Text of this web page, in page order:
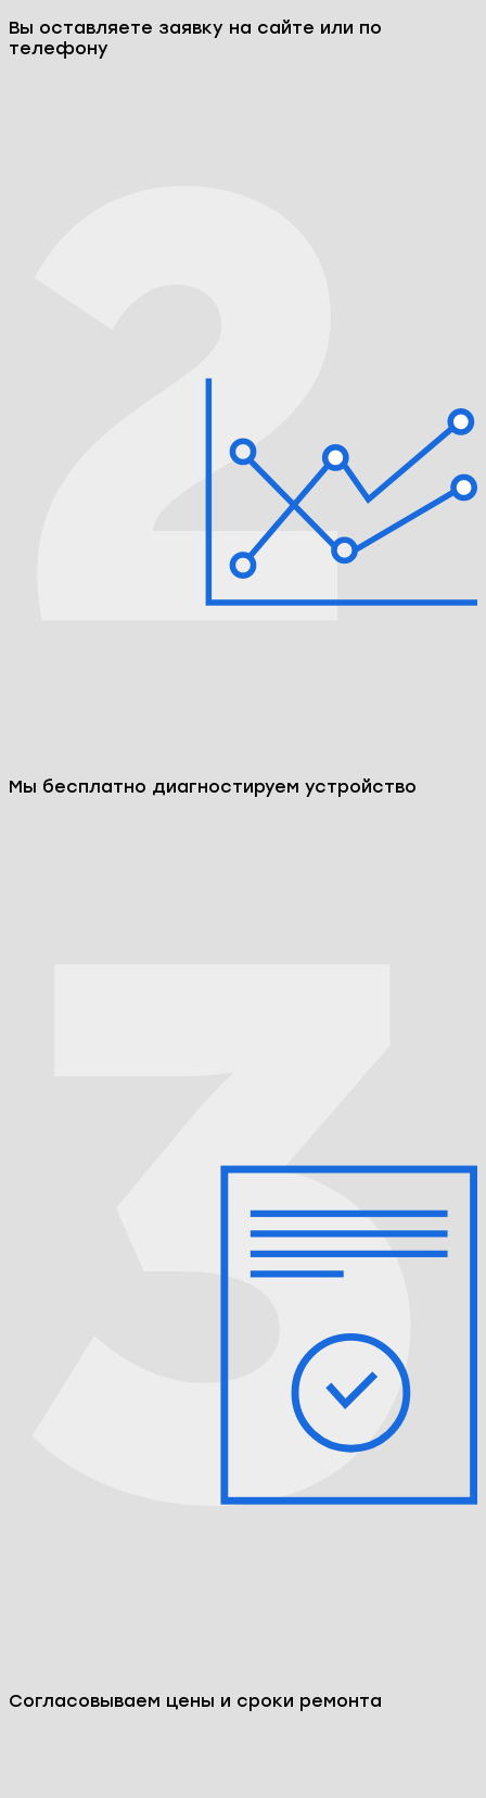
Вы оставляете заявку на сайте или по
телефону
Мы бесплатно диагностируем устройство
Согласовываем цены и сроки ремонта